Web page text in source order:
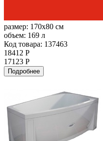
размер: 170x80 см
объем: 169 л
Код товара: 137463
18412 Р
17123 Р
Подробнее